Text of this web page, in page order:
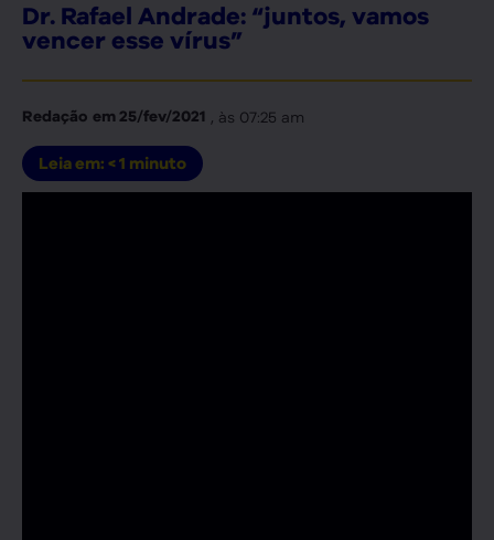
Dr. Rafael Andrade: “juntos, vamos
vencer esse vírus”
Redação em25/fev/2021 , às 07:25 am
Leia em: < 1 minuto